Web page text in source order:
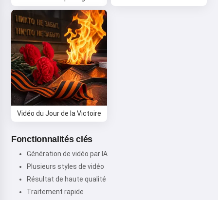
Vidéo du Jour de la Victoire
Fonctionnalités clés
Génération de vidéo par IA
Plusieurs styles de vidéo
Résultat de haute qualité
Traitement rapide